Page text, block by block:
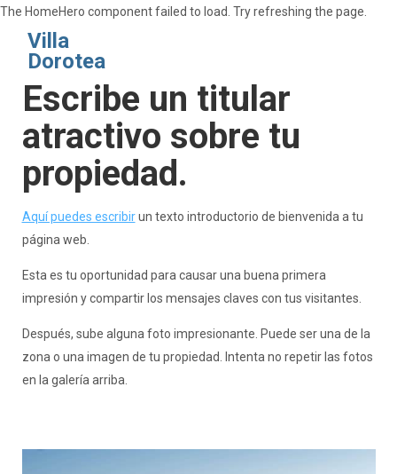
Villa
Dorotea
Inicio
Descripción general
Galería
Disponibilidad
The HomeHero component failed to load. Try refreshing the page.
Escribe un titular
atractivo sobre tu
propiedad.
Aquí puedes escribirun texto introductorio de bienvenida a tu
página web.
Esta es tu oportunidad para causar una buena primera
impresión y compartir los mensajes claves con tus visitantes.
Después, sube alguna foto impresionante. Puede ser una de la
zona o una imagen de tu propiedad. Intenta no repetir las fotos
en la galería arriba.